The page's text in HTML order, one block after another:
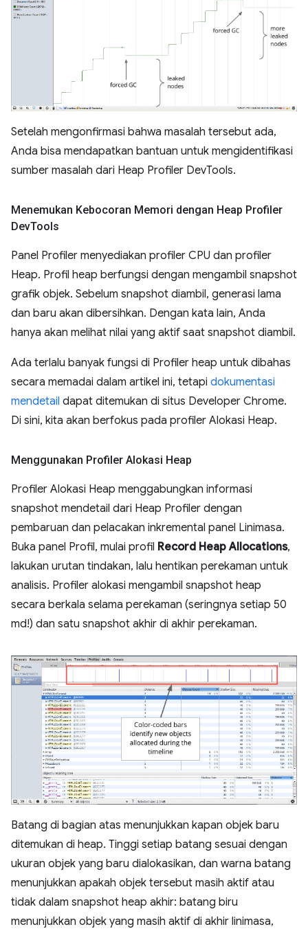
Setelah mengonfirmasi bahwa masalah tersebut ada,
Anda bisa mendapatkan bantuan untuk mengidentifikasi
sumber masalah dari Heap Profiler DevTools.
Menemukan Kebocoran Memori dengan Heap Profiler
DevTools
Panel Profiler menyediakan profiler CPU dan profiler
Heap. Profil heap berfungsi dengan mengambil snapshot
grafik objek. Sebelum snapshot diambil, generasi lama
dan baru akan dibersihkan. Dengan kata lain, Anda
hanya akan melihat nilai yang aktif saat snapshot diambil.
Ada terlalu banyak fungsi di Profiler heap untuk dibahas
secara memadai dalam artikel ini, tetapi dokumentasi
mendetail dapat ditemukan di situs Developer Chrome.
Di sini, kita akan berfokus pada profiler Alokasi Heap.
Menggunakan Profiler Alokasi Heap
Profiler Alokasi Heap menggabungkan informasi
snapshot mendetail dari Heap Profiler dengan
pembaruan dan pelacakan inkremental panel Linimasa.
Buka panel Profil, mulai profil Record Heap Allocations,
lakukan urutan tindakan, lalu hentikan perekaman untuk
analisis. Profiler alokasi mengambil snapshot heap
secara berkala selama perekaman (seringnya setiap 50
md!) dan satu snapshot akhir di akhir perekaman.
Batang di bagian atas menunjukkan kapan objek baru
ditemukan di heap. Tinggi setiap batang sesuai dengan
ukuran objek yang baru dialokasikan, dan warna batang
menunjukkan apakah objek tersebut masih aktif atau
tidak dalam snapshot heap akhir: batang biru
menunjukkan objek yang masih aktif di akhir linimasa,